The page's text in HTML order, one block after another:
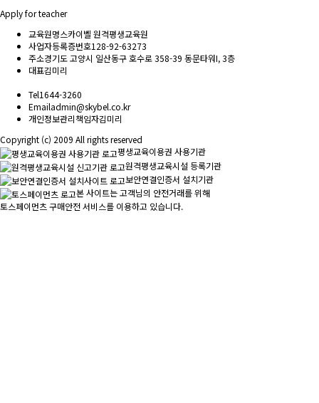
Apply for teacher
교육원명스카이벨 원격평생교육원
사업자등록증번호128-92-63273
주소경기도 고양시 일산동구 호수로 358-39 동문타워I, 3층
대표김미리
Tel1644-3260
Emailadmin@skybel.co.kr
개인정보관리책임자김미리
Copyright (c) 2009 All rights reserved
평생교육이용권 사용기관
원격평생교육시설 등록기관
보안연결인증서 설치기관
본 사이트는 고객님의 안전거래를 위해
토스페이먼츠 구매안전 서비스를 이용하고 있습니다.